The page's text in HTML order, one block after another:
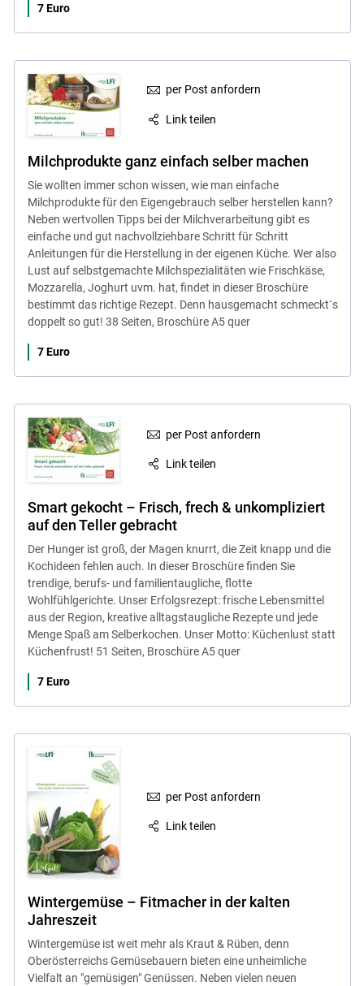
7 Euro
per Post anfordern
Link teilen
Milchprodukte ganz einfach selber machen
Sie wollten immer schon wissen, wie man einfache
Milchprodukte für den Eigengebrauch selber herstellen kann?
Neben wertvollen Tipps bei der Milchverarbeitung gibt es
einfache und gut nachvollziehbare Schritt für Schritt
Anleitungen für die Herstellung in der eigenen Küche. Wer also
Lust auf selbstgemachte Milchspezialitäten wie Frischkäse,
Mozzarella, Joghurt uvm. hat, findet in dieser Broschüre
bestimmt das richtige Rezept. Denn hausgemacht schmeckt`s
doppelt so gut! 38 Seiten, Broschüre A5 quer
7 Euro
per Post anfordern
Link teilen
Smart gekocht – Frisch, frech & unkompliziert
auf den Teller gebracht
Der Hunger ist groß, der Magen knurrt, die Zeit knapp und die
Kochideen fehlen auch. In dieser Broschüre finden Sie
trendige, berufs- und familientaugliche, flotte
Wohlfühlgerichte. Unser Erfolgsrezept: frische Lebensmittel
aus der Region, kreative alltagstaugliche Rezepte und jede
Menge Spaß am Selberkochen. Unser Motto: Küchenlust statt
Küchenfrust! 51 Seiten, Broschüre A5 quer
7 Euro
per Post anfordern
Link teilen
Wintergemüse – Fitmacher in der kalten
Jahreszeit
Wintergemüse ist weit mehr als Kraut & Rüben, denn
Oberösterreichs Gemüsebauern bieten eine unheimliche
Vielfalt an "gemüsigen" Genüssen. Neben vielen neuen